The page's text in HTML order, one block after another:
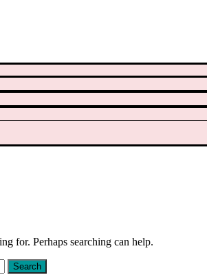
for. Perhaps searching can help.